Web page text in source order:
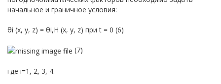
начальное и граничное условия:
θi (x, y, z) = θi,H (x, y, z) при t = 0 (6)
(7)
где i=1, 2, 3, 4.